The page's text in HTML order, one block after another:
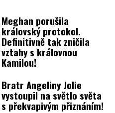
Meghan porušila
královský protokol.
Definitivně tak zničila
vztahy s královnou
Kamilou!
Bratr Angeliny Jolie
vystoupil na světlo světa
s překvapivým přiznáním!